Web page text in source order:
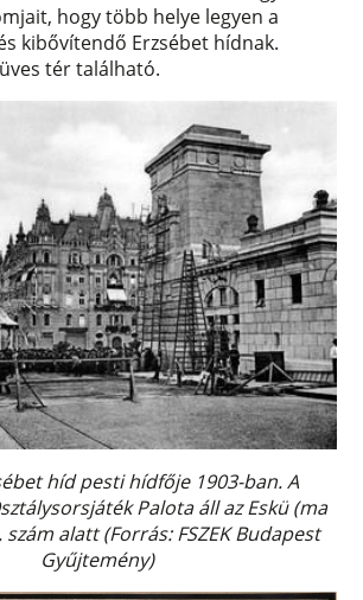
hogy több helye legyen a
kibővítendő Erzsébet hídnak.
tér található.
híd pesti hídfője 1903-ban. A
Palota áll az Eskü (ma
szám alatt (Forrás: FSZEK Budapest
Gyűjtemény)